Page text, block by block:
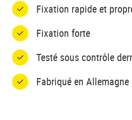
Fixation rapide et
Fixation forte
Testé sous contrôle
Fabriqué en Allemagne